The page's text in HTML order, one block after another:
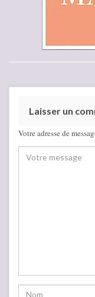
Laisser un
Votre adresse de